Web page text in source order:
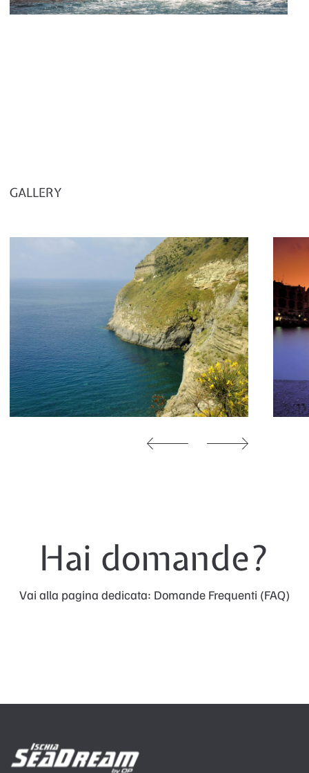
GALLERY
Hai domande?
Vai alla pagina dedicata: Domande Frequenti (FAQ)